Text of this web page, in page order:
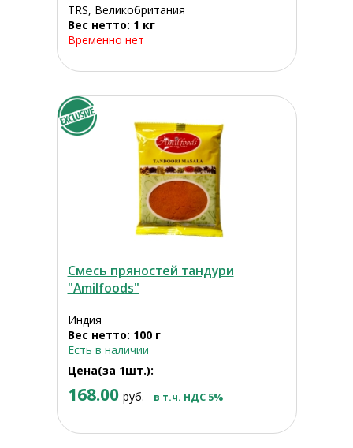
TRS, Великобритания
Вес нетто: 1 кг
Временно нет
Смесь пряностей тандури
"Amilfoods"
Индия
Вес нетто: 100 г
Есть в наличии
Цена(за 1шт.):
168.00 руб. в т.ч. НДС 5%